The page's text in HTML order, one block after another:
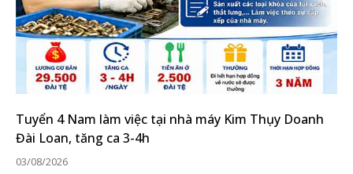
Tuyển 4 Nam làm việc tại nhà máy Kim Thụy Doanh
Đài Loan, tăng ca 3-4h
03/08/2026